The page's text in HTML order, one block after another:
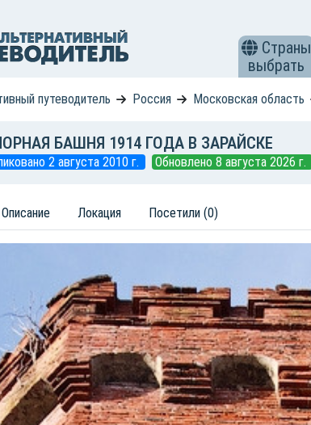
Страны
выбрать
путеводитель Россия Московская область
БАШНЯ 1914 ГОДА В ЗАРАЙСКЕ
2 августа 2010 г. Обновлено 8 августа 2026 г.
Описание Локация Посетили (0)